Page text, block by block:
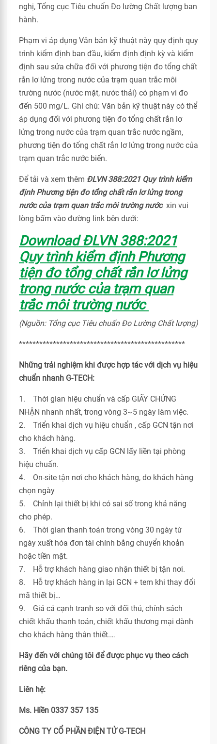
nghị, Tổng cục Tiêu chuẩn Đo lường Chất lượng ban
hành.
Phạm vi áp dụng Văn bản kỹ thuật này quy định quy
trình kiểm định ban đầu, kiểm định định kỳ và kiểm
định sau sửa chữa đối với phương tiện đo tổng chất
rắn lơ lửng trong nước của trạm quan trắc môi
trường nước (nước mặt, nước thải) có phạm vi đo
đến 500 mg/L. Ghi chú: Văn bản kỹ thuật này có thể
áp dụng đối với phương tiện đo tổng chất rắn lơ
lửng trong nước của trạm quan trắc nước ngầm,
phương tiện đo tổng chất rắn lơ lửng trong nước của
trạm quan trắc nước biển.
Để tải và xem thêm ĐLVN 388:2021 Quy trình kiểm
định Phương tiện đo tổng chất rắn lơ lửng trong
nước của trạm quan trắc môi trường nước xin vui
lòng bấm vào đường link bên dưới:
Download ĐLVN 388:2021
Quy trình kiểm định Phương
tiện đo tổng chất rắn lơ lửng
trong nước của trạm quan
trắc môi trường nước
(Nguồn: Tổng cục Tiêu chuẩn Đo Lường Chất lượng)
*************************************************
Những trải nghiệm khi được hợp tác với dịch vụ hiệu
chuẩn nhanh G-TECH:
1. Thời gian hiệu chuẩn và cấp GIẤY CHỨNG
NHẬN nhanh nhất, trong vòng 3~5 ngày làm việc.
2. Triển khai dịch vụ hiệu chuẩn , cấp GCN tận nơi
cho khách hàng.
3. Triển khai dịch vụ cấp GCN lấy liền tại phòng
hiệu chuẩn.
4. On-site tận nơi cho khách hàng, do khách hàng
chọn ngày
5. Chỉnh lại thiết bị khi có sai số trong khả năng
cho phép.
6. Thời gian thanh toán trong vòng 30 ngày từ
ngày xuất hóa đơn tài chính bằng chuyển khoản
hoặc tiền mặt.
7. Hỗ trợ khách hàng giao nhận thiết bị tận nơi.
8. Hỗ trợ khách hàng in lại GCN + tem khi thay đổi
mã thiết bị…
9. Giá cả cạnh tranh so với đối thủ, chính sách
chiết khấu thanh toán, chiết khấu thương mại dành
cho khách hàng thân thiết.…
Hãy đến với chúng tôi để được phục vụ theo cách
riêng của bạn.
Liên hệ:
Ms. Hiền 0337 357 135
CÔNG TY CỔ PHẦN ĐIỆN TỬ G-TECH